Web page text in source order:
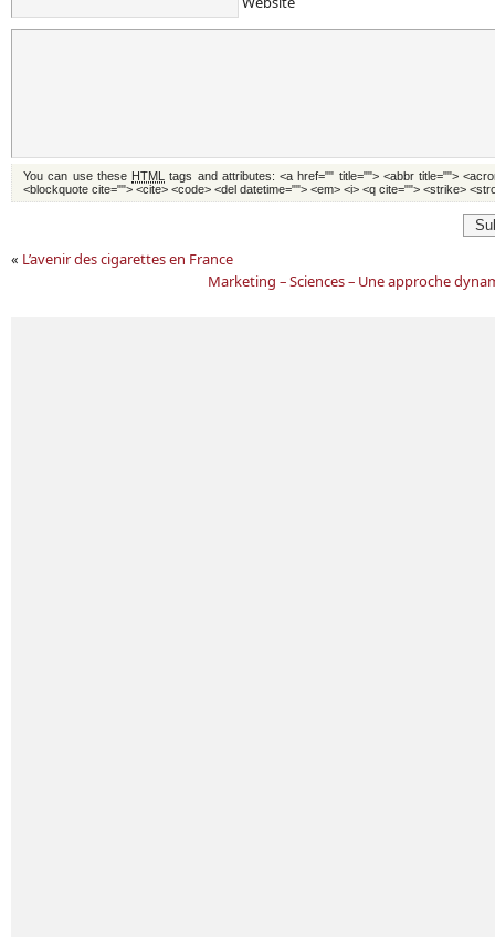
You can use these HTML tags and attributes:<a href="" title=""> <abbr title="">
<blockquote cite=""> <cite> <code> <del datetime=""> <em> <i> <q cite=""> <strike>
« L’avenir des cigarettes en France
Marketing – Sciences – Une approche